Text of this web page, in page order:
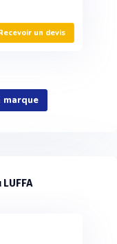
un devis
marque